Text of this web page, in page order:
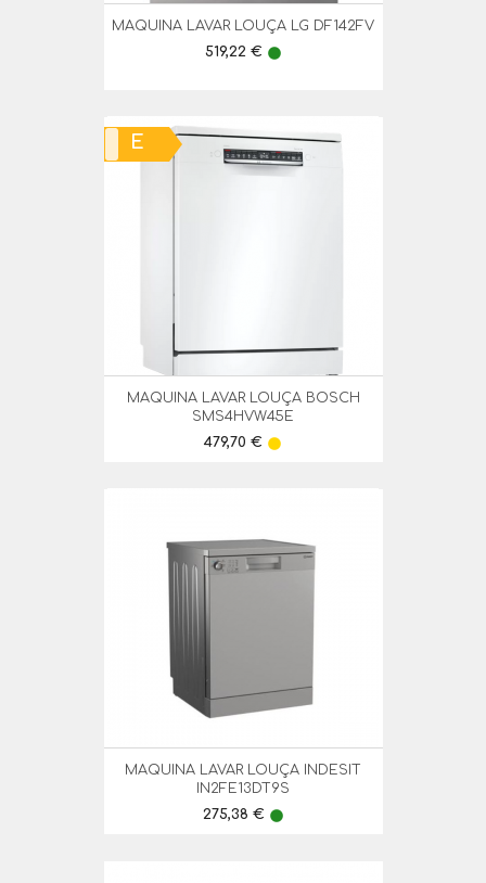
MAQUINA LAVAR LOUÇA LG DF142FV
Preço
519,22 € lens
MAQUINA LAVAR LOUÇA BOSCH
SMS4HVW45E
Preço
479,70 € lens
E
MAQUINA LAVAR LOUÇA INDESIT
IN2FE13DT9S
Preço
275,38 € lens